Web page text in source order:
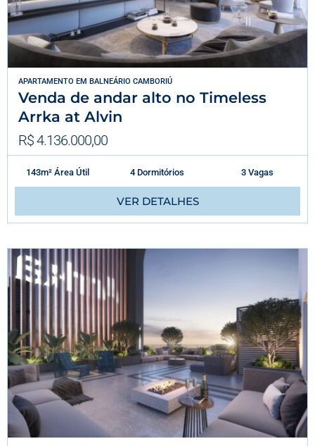
APARTAMENTO EM BALNEÁRIO CAMBORIÚ
Venda de andar alto no Timeless
Arrka at Alvin
R$ 4.136.000,00
143m² Área Útil 4 Dormitórios 3 Vagas
VER DETALHES